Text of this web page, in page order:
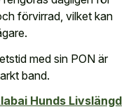
förvirrad, vilket kan
med sin PON är
band.
Hunds Livslängd